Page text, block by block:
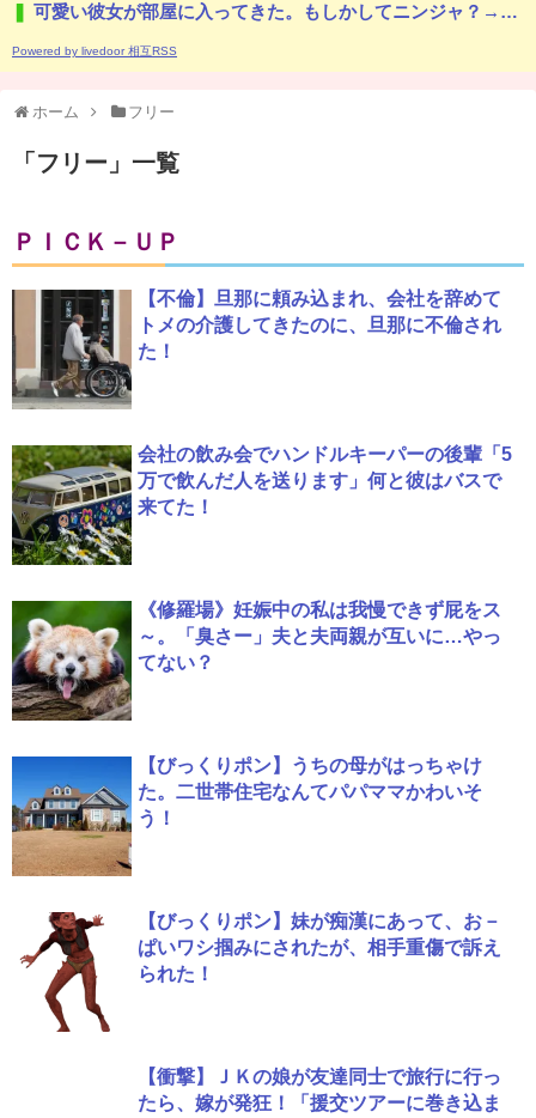
可愛い彼女が部屋に入ってきた。もしかしてニンジャ？→スタイリッシュな動きはこちらです…
Powered by livedoor 相互RSS
ホーム フリー
「 フリー 」 一覧
ＰＩＣＫ－ＵＰ
【不倫】旦那に頼み込まれ、会社を辞めて
トメの介護してきたのに、旦那に不倫され
た！
会社の飲み会でハンドルキーパーの後輩「5
万で飲んだ人を送ります」何と彼はバスで
来てた！
《修羅場》妊娠中の私は我慢できず屁をス
～。「臭さー」夫と夫両親が互いに…やっ
てない？
【びっくりポン】うちの母がはっちゃけ
た。二世帯住宅なんてパパママかわいそ
う！
【びっくりポン】妹が痴漢にあって、お－
ぱいワシ掴みにされたが、相手重傷で訴え
られた！
【衝撃】ＪＫの娘が友達同士で旅行に行っ
たら、嫁が発狂！「援交ツアーに巻き込ま